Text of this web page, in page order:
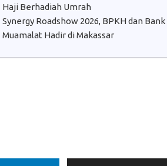
Haji Berhadiah Umrah
Synergy Roadshow 2026, BPKH dan Bank
Muamalat Hadir di Makassar